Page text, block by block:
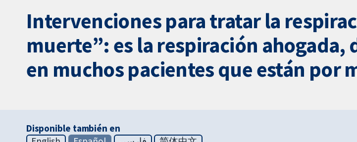
Intervenciones para tratar la
muerte”: es la respiración ahogada,
en muchos pacientes que están por
Disponible también en